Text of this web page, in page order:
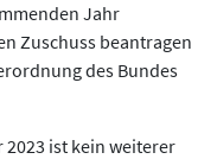
Jahr
Zuschuss beantragen
des Bundes
2023 ist kein weiterer